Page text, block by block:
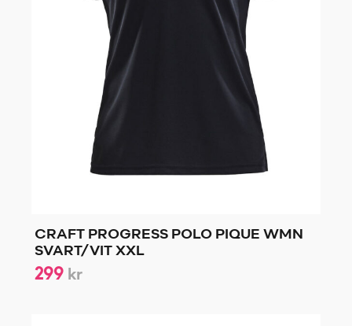
CRAFT PROGRESS POLO PIQUE WMN
SVART/VIT XXL
299 kr